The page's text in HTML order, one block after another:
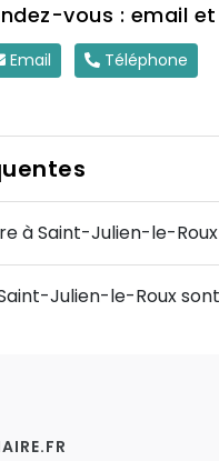
vous : email
Email Téléphone
à Saint-Julien-le-
Julien-le-Roux